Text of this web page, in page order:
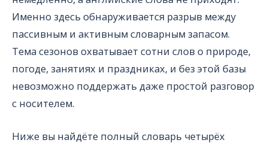
Именно здесь обнаруживается разрыв между
пассивным и активным словарным запасом.
Тема сезонов охватывает сотни слов о природе,
погоде, занятиях и праздниках, и без этой базы
невозможно поддержать даже простой разговор
с носителем.
Ниже вы найдёте полный словарь четырёх